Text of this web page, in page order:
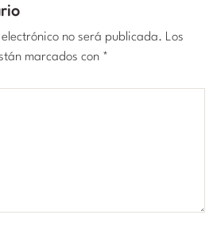
no será publicada. Los
marcados con *